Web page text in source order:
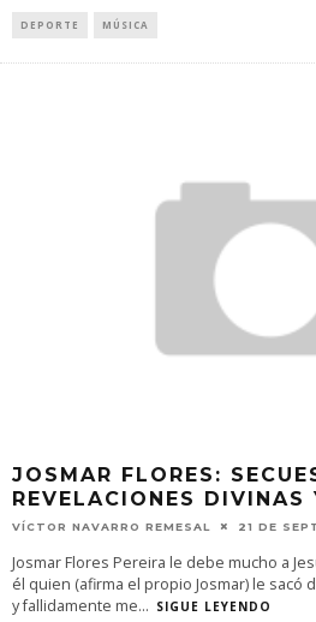
DEPORTE MÚSICA
JOSMAR FLORES:
REVELACIONES DIVINAS
VÍCTOR NAVARRO REMESAL 21 DE
Josmar Flores Pereira le debe mucho a
él quien (afirma el propio Josmar) le sacó
y fallidamente me... SIGUE LEYENDO